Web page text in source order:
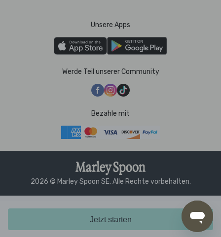
Jetzt starten
Unsere Apps
Werde Teil unserer Community
Bezahle mit
2026 © Marley Spoon SE. Alle Rechte vorbehalten.